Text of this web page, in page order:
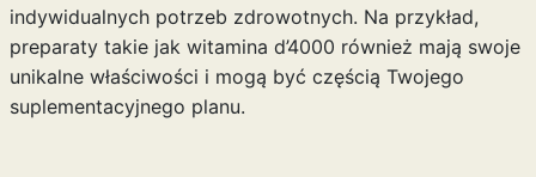
indywidualnych potrzeb zdrowotnych. Na przykład,
preparaty takie jak witamina d’4000 również mają swoje
unikalne właściwości i mogą być częścią Twojego
suplementacyjnego planu.